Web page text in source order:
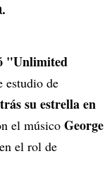
"Unlimited
estudio de
su estrella en
el músico George
en el rol de